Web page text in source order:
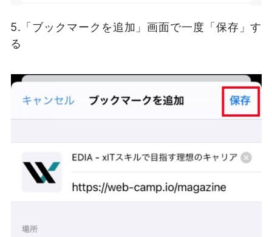
5.「ブックマークを追加」画面で一度「保存」す
る